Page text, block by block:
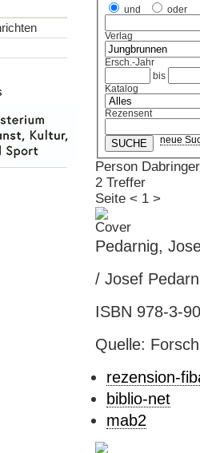
und oder
Verlag
Ersch.-Jahr
bis
Katalog
Rezensent
neue
Person
2 Treffer
Seite < 1 >
Pedarnig,
/ Josef
ISBN 978-3-
Quelle:
rezension-
biblio-net
mab2